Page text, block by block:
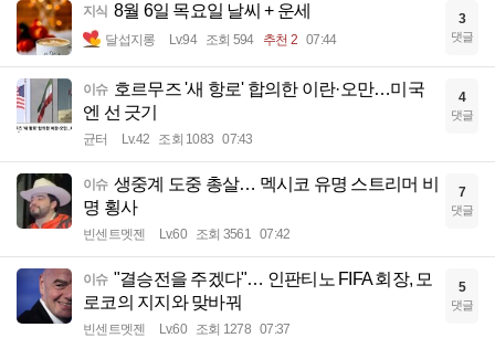
지식 8월 6일 목요일 날씨 + 운세
달섭지롱 Lv.94 조회 594 추천 2 07:44
3
댓글
이슈 호르무즈 '새 항로' 합의한 이란·오만…미국
엔 선 긋기
균터 Lv.42 조회 1083 07:43
4
댓글
이슈 생중계 도중 총살… 멕시코 유명 스트리머 비
명 횡사
빈센트멧젠 Lv.60 조회 3561 07:42
7
댓글
이슈 "결승전을 주겠다"… 인판티노 FIFA 회장, 모
로코의 지지와 맞바꿔
빈센트멧젠 Lv.60 조회 1278 07:37
5
댓글